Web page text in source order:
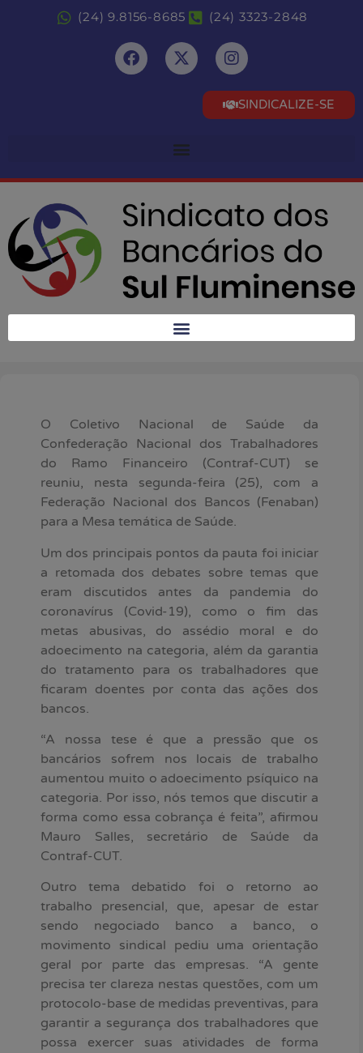
(24) 9.8156-8685 (24) 3323-2848
SINDICALIZE-SE
O Coletivo Nacional de Saúde da
Confederação Nacional dos Trabalhadores
do Ramo Financeiro (Contraf-CUT) se
reuniu, nesta segunda-feira (25), com a
Federação Nacional dos Bancos (Fenaban)
para a Mesa temática de Saúde.
Um dos principais pontos da pauta foi iniciar
a retomada dos debates sobre temas que
eram discutidos antes da pandemia do
coronavírus (Covid-19), como o fim das
metas abusivas, do assédio moral e do
adoecimento na categoria, além da garantia
do tratamento para os trabalhadores que
ficaram doentes por conta das ações dos
bancos.
“A nossa tese é que a pressão que os
bancários sofrem nos locais de trabalho
aumentou muito o adoecimento psíquico na
categoria. Por isso, nós temos que discutir a
forma como essa cobrança é feita”, afirmou
Mauro Salles, secretário de Saúde da
Contraf-CUT.
Outro tema debatido foi o retorno ao
trabalho presencial, que, apesar de estar
sendo negociado banco a banco, o
movimento sindical pediu uma orientação
geral por parte das empresas. “A gente
precisa ter clareza nestas questões, com um
protocolo-base de medidas preventivas, para
garantir a segurança dos trabalhadores que
possa exercer suas atividades de forma